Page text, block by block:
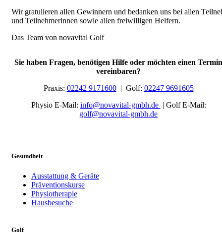
Wir gratulieren allen Gewinnern und bedanken uns bei allen
und Teilnehmerinnen sowie allen freiwilligen Helfern.
Das Team von novavital Golf
Sie haben Fragen, benötigen Hilfe oder möchten einen Termin
vereinbaren?
Praxis: 02242 9171600| Golf: 02247 9691605
Physio E-Mail: info@novavital-gmbh.de | Golf E-Mail:
golf@novavital-gmbh.de
Gesundheit
Ausstattung & Geräte
Präventionskurse
Physiotherapie
Hausbesuche
Golf